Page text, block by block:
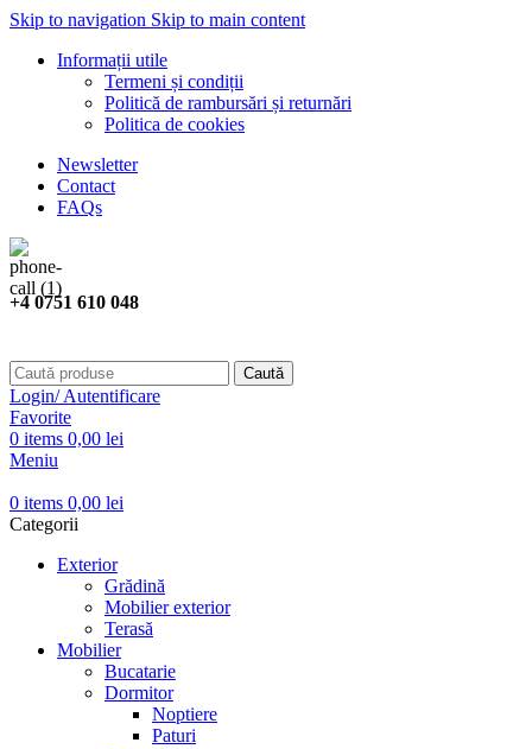
Skip to navigation Skip to main content
Informații utile
Termeni și condiții
Politică de rambursări și returnări
Politica de cookies
Newsletter
Contact
FAQs
+4 0751 610 048
Caută
Login/ Autentificare
Favorite
0 items 0,00 lei
Meniu
0 items 0,00 lei
Categorii
Exterior
Grădină
Mobilier exterior
Terasă
Mobilier
Bucatarie
Dormitor
Noptiere
Paturi